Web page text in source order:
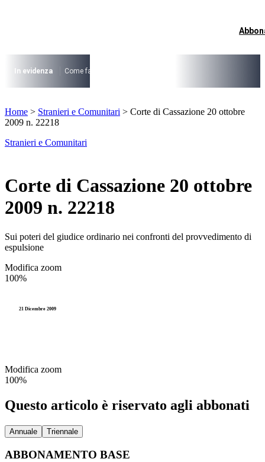
I più cercati
Lorem ipsum dolor sit amet consectetur
Lorem ipsum dolor sit amet consectetur
In evidenza Come fare per …
Lorem ipsum dolor sit amet consectetur
Home > Stranieri e Comunitari > Corte di Cassazione 20 ottobre
2009 n. 22218
Stranieri e Comunitari
Corte di Cassazione 20 ottobre
2009 n. 22218
Sui poteri del giudice ordinario nei confronti del provvedimento di
espulsione
Modifica zoom
100%
21 Dicembre 2009
Modifica zoom
100%
Questo articolo è riservato agli abbonati
Annuale Triennale
ABBONAMENTO BASE